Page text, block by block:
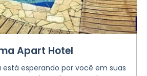
Apart Hotel
está esperando por você em suas